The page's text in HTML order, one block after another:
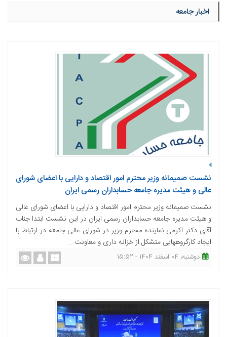
اخبار جامعه
نشست صمیمانه وزیر محترم امور اقتصاد و دارایی با اعضای شورای
عالی و هیئت مدیره جامعه حسابداران رسمی ایران
نشست صمیمانه وزیر محترم امور اقتصاد و دارایی با اعضای شورای عالی
و هیئت مدیره جامعه حسابداران رسمی ایران در این نشست ابتدا جناب
آقای دکتر اکرمی نماینده محترم وزیر در شورای عالی جامعه در ارتباط با
ایجاد کارگروه­هایی متشکل از خزانه داری و معاونت...
دوشنبه، 04 اسفند 1404 - 15:52